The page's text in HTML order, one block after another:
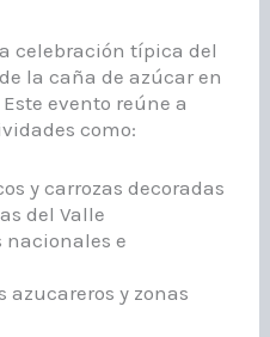
celebración típica del
la caña de azúcar en
evento reúne a
como:
y carrozas decoradas
del Valle
nacionales e
azucareros y zonas